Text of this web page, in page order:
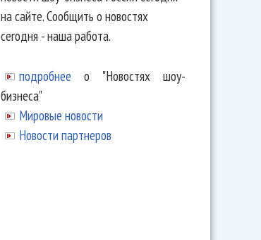
на сайте. Сообщить о новостях
сегодня - наша работа.
подробнее о "Новостях шоу-
бизнеса"
Мировые новости
Новости партнеров